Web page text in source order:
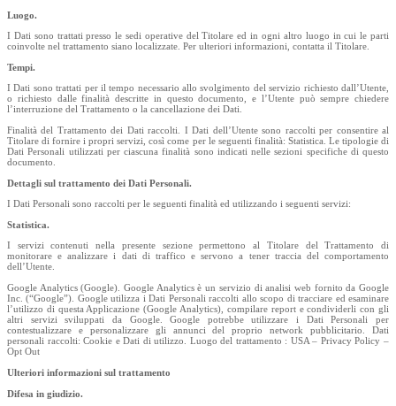
Luogo.
I Dati sono trattati presso le sedi operative del Titolare ed in ogni altro luogo in cui le parti
coinvolte nel trattamento siano localizzate. Per ulteriori informazioni, contatta il Titolare.
Tempi.
I Dati sono trattati per il tempo necessario allo svolgimento del servizio richiesto dall’Utente,
o richiesto dalle finalità descritte in questo documento, e l’Utente può sempre chiedere
l’interruzione del Trattamento o la cancellazione dei Dati.
Finalità del Trattamento dei Dati raccolti. I Dati dell’Utente sono raccolti per consentire al
Titolare di fornire i propri servizi, così come per le seguenti finalità: Statistica. Le tipologie di
Dati Personali utilizzati per ciascuna finalità sono indicati nelle sezioni specifiche di questo
documento.
Dettagli sul trattamento dei Dati Personali.
I Dati Personali sono raccolti per le seguenti finalità ed utilizzando i seguenti servizi:
Statistica.
I servizi contenuti nella presente sezione permettono al Titolare del Trattamento di
monitorare e analizzare i dati di traffico e servono a tener traccia del comportamento
dell’Utente.
Google Analytics (Google). Google Analytics è un servizio di analisi web fornito da Google
Inc. (“Google”). Google utilizza i Dati Personali raccolti allo scopo di tracciare ed esaminare
l’utilizzo di questa Applicazione (Google Analytics), compilare report e condividerli con gli
altri servizi sviluppati da Google. Google potrebbe utilizzare i Dati Personali per
contestualizzare e personalizzare gli annunci del proprio network pubblicitario. Dati
personali raccolti: Cookie e Dati di utilizzo. Luogo del trattamento : USA – Privacy Policy –
Opt Out
Ulteriori informazioni sul trattamento
Difesa in giudizio.